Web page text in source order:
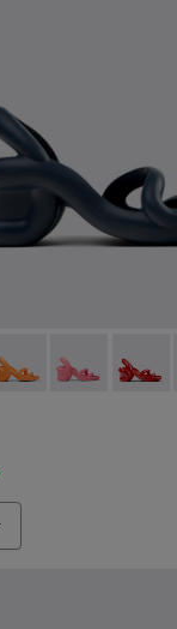
unisex
multicolor unisex
de color verd
- Sandàlies
blaves Per a
verdes
sintètiques
- Sandalina de
013 - Sandàlia
K100957-011 -
Flat - K100957-
Kobarah Flat -
Kobarah
- K100839-026 -
- K100839-
Kobarah -